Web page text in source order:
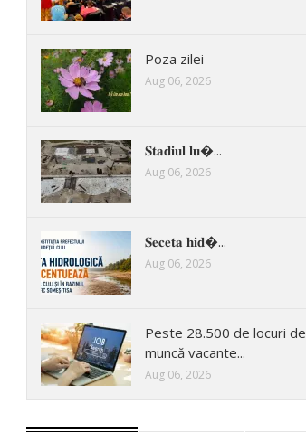
Poza zilei
Aug 06, 2026
𝐒𝐭𝐚𝐝𝐢𝐮𝐥 𝐥𝐮�...
Aug 06, 2026
𝐒𝐞𝐜𝐞𝐭𝐚 𝐡𝐢𝐝�...
Aug 06, 2026
Peste 28.500 de locuri de
muncă vacante...
Aug 06, 2026